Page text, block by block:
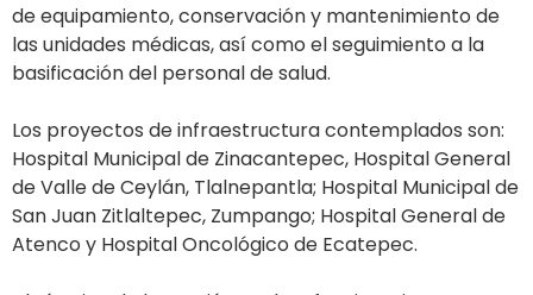
de equipamiento, conservación y mantenimiento de
las unidades médicas, así como el seguimiento a la
basificación del personal de salud.
Los proyectos de infraestructura contemplados son:
Hospital Municipal de Zinacantepec, Hospital General
de Valle de Ceylán, Tlalnepantla; Hospital Municipal de
San Juan Zitlaltepec, Zumpango; Hospital General de
Atenco y Hospital Oncológico de Ecatepec.